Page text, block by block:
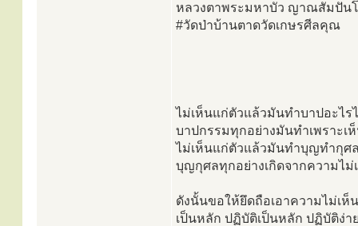
หลวงตาพระมหาบัว ญาณสัมปัน
#วัดป่าบ้านตาดวัดเกษรศีลคุณ
ไม่เห็นแก่ตัวแล้วมันทำบาปอะไร
บาปกรรมทุกอย่างมันทำเพราะเ
ไม่เห็นแก่ตัวแล้วมันทำบุญทำกุศ
บุญกุศลทุกอย่างเกิดจากความไม่
ดังนั้นขอให้ยึดถือเอาความไม่เห็
เป็นหลัก ปฏิบัติเป็นหลัก ปฏิบัติง่า